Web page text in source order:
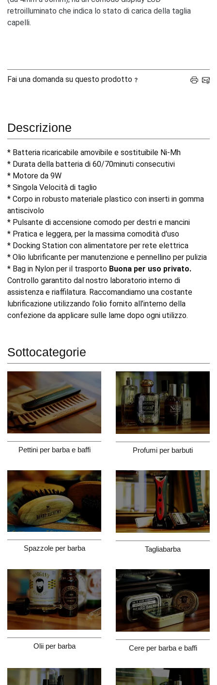
retroilluminato che indica lo stato di carica della taglia
capelli.
Fai una domanda su questo prodotto
Descrizione
* Batteria ricaricabile amovibile e sostituibile Ni-Mh
* Durata della batteria di 60/70minuti consecutivi
* Motore da 9W
* Singola Velocità di taglio
* Corpo in robusto materiale plastico con inserti in gomma
antiscivolo
* Pulsante di accensione comodo per destri e mancini
* Pratica e leggera, per la massima comodità d'uso
* Docking Station con alimentatore per rete elettrica
* Olio lubrificante per manutenzione e pennellino per pulizia
* Bag in Nylon per il trasporto Buona per uso privato.
Controllo garantito dal nostro laboratorio interno di
assistenza e riaffilatura. Raccomandiamo una costante
lubrificazione utilizzando l’olio fornito all’interno della
confezione da applicare sulle lame dopo ogni utilizzo.
Sottocategorie
Pettini per barba e baffi Profumi per barbuti
Spazzole per barba Tagliabarba
Olii per barba Cere per barba e baffi